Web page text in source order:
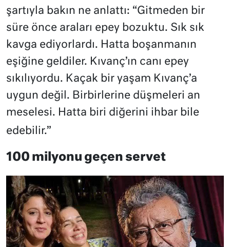
şartıyla bakın ne anlattı: “Gitmeden bir
süre önce araları epey bozuktu. Sık sık
kavga ediyorlardı. Hatta boşanmanın
eşiğine geldiler. Kıvanç’ın canı epey
sıkılıyordu. Kaçak bir yaşam Kıvanç’a
uygun değil. Birbirlerine düşmeleri an
meselesi. Hatta biri diğerini ihbar bile
edebilir.”
100 milyonu geçen servet